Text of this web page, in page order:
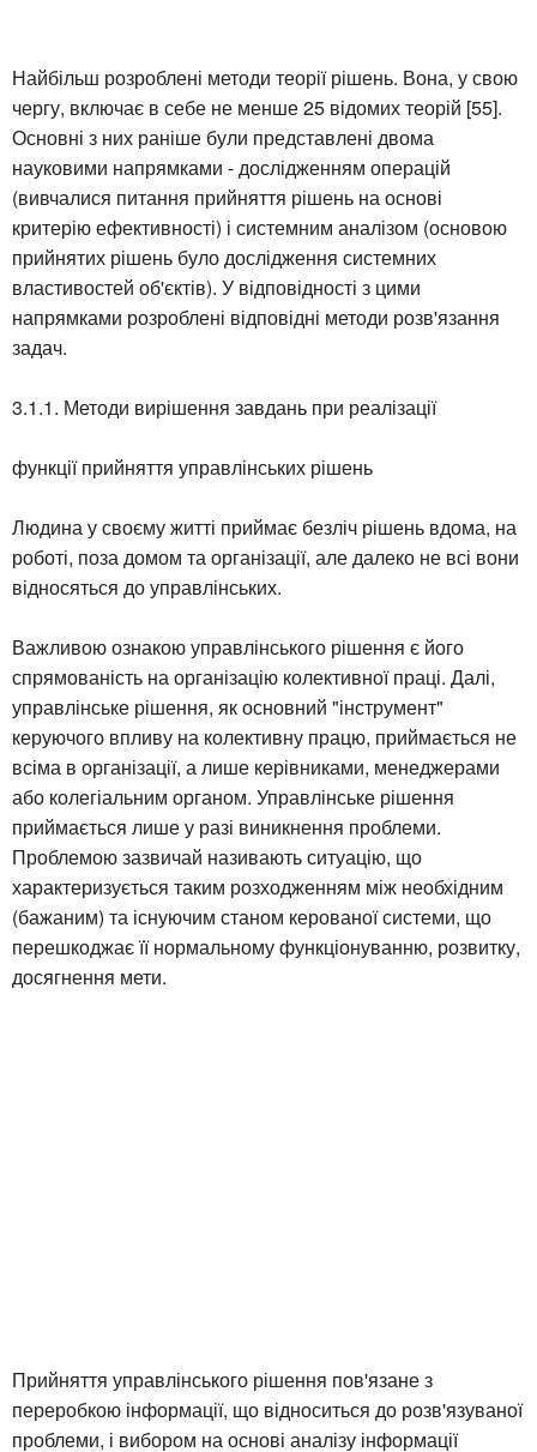
Найбільш розроблені методи теорії рішень. Вона, у свою
чергу, включає в себе не менше 25 відомих теорій [55].
Основні з них раніше були представлені двома
науковими напрямками - дослідженням операцій
(вивчалися питання прийняття рішень на основі
критерію ефективності) і системним аналізом (основою
прийнятих рішень було дослідження системних
властивостей об'єктів). У відповідності з цими
напрямками розроблені відповідні методи розв'язання
задач.
3.1.1. Методи вирішення завдань при реалізації
функції прийняття управлінських рішень
Людина у своєму житті приймає безліч рішень вдома, на
роботі, поза домом та організації, але далеко не всі вони
відносяться до управлінських.
Важливою ознакою управлінського рішення є його
спрямованість на організацію колективної праці. Далі,
управлінське рішення, як основний "інструмент"
керуючого впливу на колективну працю, приймається не
всіма в організації, а лише керівниками, менеджерами
або колегіальним органом. Управлінське рішення
приймається лише у разі виникнення проблеми.
Проблемою зазвичай називають ситуацію, що
характеризується таким розходженням між необхідним
(бажаним) та існуючим станом керованої системи, що
перешкоджає її нормальному функціонуванню, розвитку,
досягнення мети.
Прийняття управлінського рішення пов'язане з
переробкою інформації, що відноситься до розв'язуваної
проблеми, і вибором на основі аналізу інформації